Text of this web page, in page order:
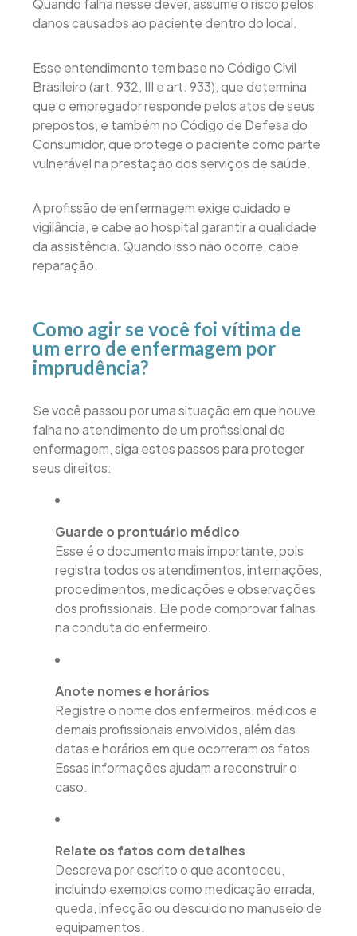
danos causados ao paciente dentro do local.
Esse entendimento tem base no Código Civil
Brasileiro (art. 932, III e art. 933), que determina
que o empregador responde pelos atos de seus
prepostos, e também no Código de Defesa do
Consumidor, que protege o paciente como parte
vulnerável na prestação dos serviços de saúde.
A profissão de enfermagem exige cuidado e
vigilância, e cabe ao hospital garantir a qualidade
da assistência. Quando isso não ocorre, cabe
reparação.
Como agir se você foi vítima de
um erro de enfermagem por
imprudência?
Se você passou por uma situação em que houve
falha no atendimento de um profissional de
enfermagem, siga estes passos para proteger
seus direitos:
Guarde o prontuário médico
Esse é o documento mais importante, pois
registra todos os atendimentos, internações,
procedimentos, medicações e observações
dos profissionais. Ele pode comprovar falhas
na conduta do enfermeiro.
Anote nomes e horários
Registre o nome dos enfermeiros, médicos e
demais profissionais envolvidos, além das
datas e horários em que ocorreram os fatos.
Essas informações ajudam a reconstruir o
caso.
Relate os fatos com detalhes
Descreva por escrito o que aconteceu,
incluindo exemplos como medicação errada,
queda, infecção ou descuido no manuseio de
equipamentos.